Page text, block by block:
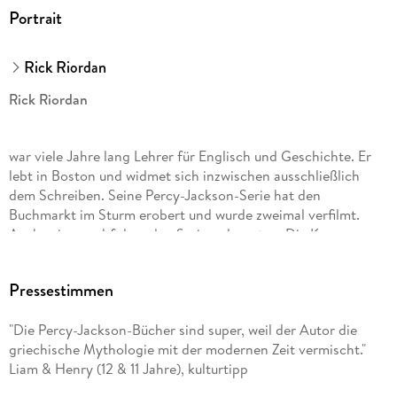
Portrait
Rick Riordan
Rick Riordan
war viele Jahre lang Lehrer für Englisch und Geschichte. Er
lebt in Boston und widmet sich inzwischen ausschließlich
dem Schreiben. Seine Percy-Jackson-Serie hat den
Buchmarkt im Sturm erobert und wurde zweimal verfilmt.
Auch seine nachfolgenden Serien, darunter »Die Kane-
auf Anhieb den Sprung auf die internationalen
Gabriele Haefs wurde in Wachtendonk am Niederrhein
Pressestimmen
"Die Percy-Jackson-Bücher sind super, weil der Autor die
griechische Mythologie mit der modernen Zeit vermischt."
Liam & Henry (12 & 11 Jahre), kulturtipp